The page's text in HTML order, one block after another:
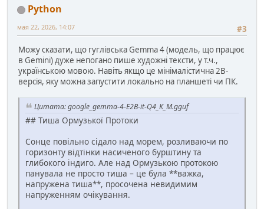
Python
#3
мая 22, 2026, 14:07
Можу сказати, що гуглівська Gemma 4 (модель, що працює
в Gemini) дуже непогано пише художні тексти, у т.ч.,
українською мовою. Навіть якщо це мінімалістична 2B-
версія, яку можна запустити локально на планшеті чи ПК.
Цитата: google_gemma-4-E2B-it-Q4_K_M.gguf
## Тиша Ормузької Протоки
Сонце повільно сідало над морем, розливаючи по
горизонту відтінки насиченого бурштину та
глибокого індиго. Але над Ормузькою протокою
панувала не просто тиша – це була **важка,
напружена тиша**, просочена невидимим
напруженням очікування.